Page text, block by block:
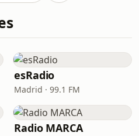
esRadio
Madrid · 99.1 FM
Radio MARCA